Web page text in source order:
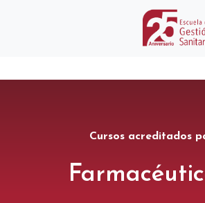
Cursos acreditados